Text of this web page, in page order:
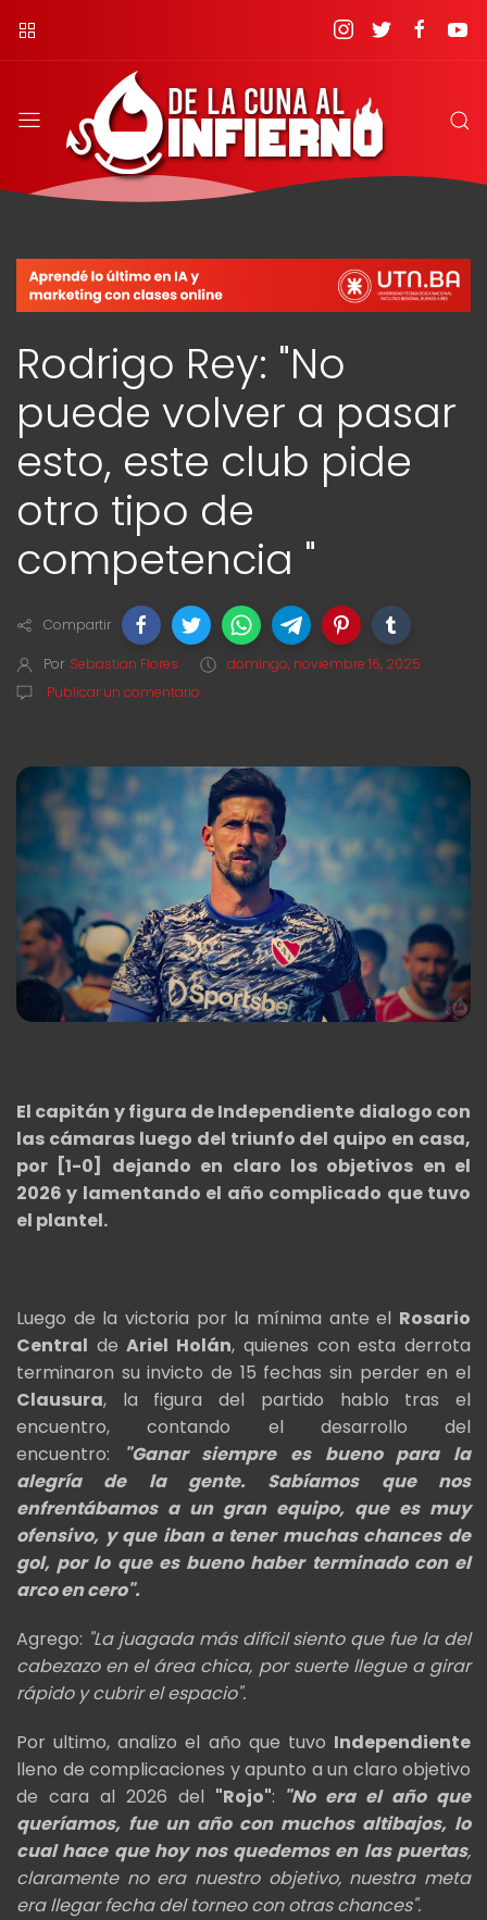
Rodrigo Rey: "No
puede volver a pasar
esto, este club pide
otro tipo de
competencia "
Compartir
Por Sebastian Flores
domingo, noviembre 16, 2025
Publicar un comentario
El capitán y figura de Independiente dialogo con
las cámaras luego del triunfo del quipo en casa,
por [1-0] dejando en claro los objetivos en el
2026 y lamentando el año complicado que tuvo
el plantel.
Luego de la victoria por la mínima ante el Rosario
Central deAriel Holán, quienes con esta derrota
terminaron su invicto de 15 fechas sin perder en el
Clausura, la figura del partido hablo tras el
encuentro, contando el desarrollo del
encuentro: "Ganar siempre es bueno para la
alegría de la gente. Sabíamos que nos
enfrentábamos a un gran equipo, que es muy
ofensivo, y que iban a tener muchas chances de
gol, por lo que es bueno haber terminado con el
arco en cero".
Agrego: "La juagada más difícil siento que fue la del
cabezazo en el área chica, por suerte llegue a girar
rápido y cubrir el espacio".
Por ultimo, analizo el año que tuvo Independiente
lleno de complicaciones y apunto a un claro objetivo
de cara al 2026 del "Rojo": "No era el año que
queríamos, fue un año con muchos altibajos, lo
cual hace que hoy nos quedemos en las puertas,
claramente no era nuestro objetivo, nuestra meta
era llegar fecha del torneo con otras chances".